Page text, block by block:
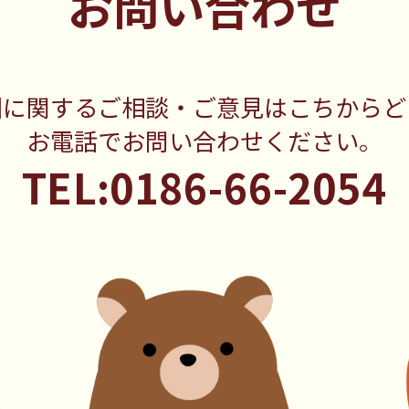
関するご相談・ご意見はこちから
お電話でお問い合わせください。
TEL:0186-66-2054